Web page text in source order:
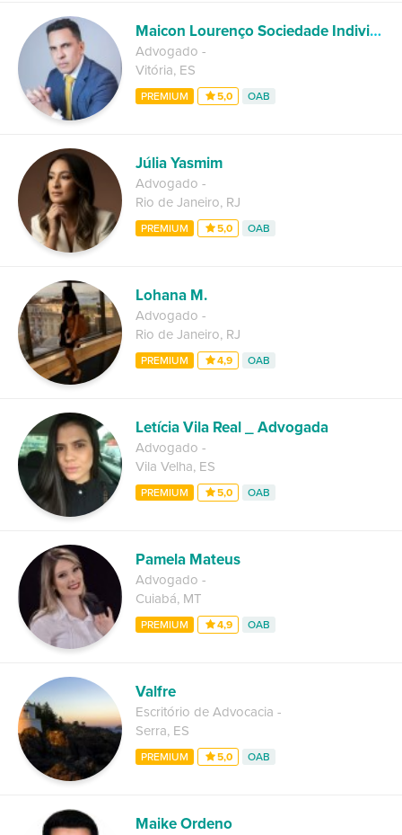
Maicon Lourenço Sociedade Individual de Advocacia
Advogado -
Vitória, ES
PREMIUM 5,0 OAB
Júlia Yasmim
Advogado -
Rio de Janeiro, RJ
PREMIUM 5,0 OAB
Lohana M.
Advogado -
Rio de Janeiro, RJ
PREMIUM 4,9 OAB
Letícia Vila Real _ Advogada
Advogado -
Vila Velha, ES
PREMIUM 5,0 OAB
Pamela Mateus
Advogado -
Cuiabá, MT
PREMIUM 4,9 OAB
Valfre
Escritório de Advocacia -
Serra, ES
PREMIUM 5,0 OAB
Maike Ordeno